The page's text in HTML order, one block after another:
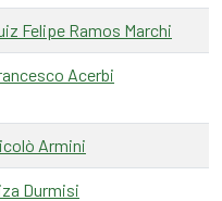
Felipe Ramos Marchi
Acerbi
Armini
Durmisi